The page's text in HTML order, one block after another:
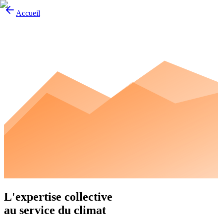
Accueil
L'expertise collective
au service du climat